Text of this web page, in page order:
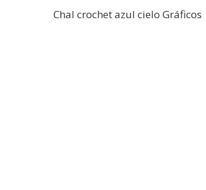
Chal crochet azul cielo Gráficos